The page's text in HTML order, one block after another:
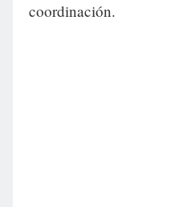
coordinación.